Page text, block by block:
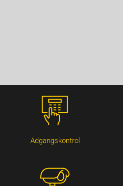
Adgangskontrol